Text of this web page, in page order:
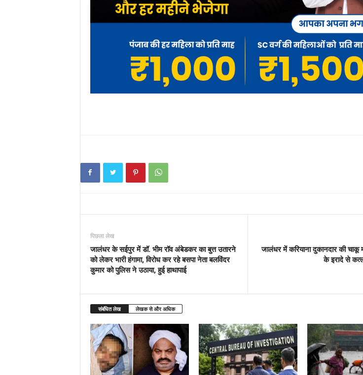
पिछला लेख
जालंधर के सईपुर में डॉ. भीम रॉव अंबेडकर का बुत्त उतारने
को लेकर भारी हंगामा, विरोध कर रहे बसपा नेता बलविंदर
कुमार को पुलिस ने उठाया, हुई हाथापाई
जालंधर में करियाना दुकानदार की चाकू
के इरादे से
संबंधित लेख लेखक से और अधिक